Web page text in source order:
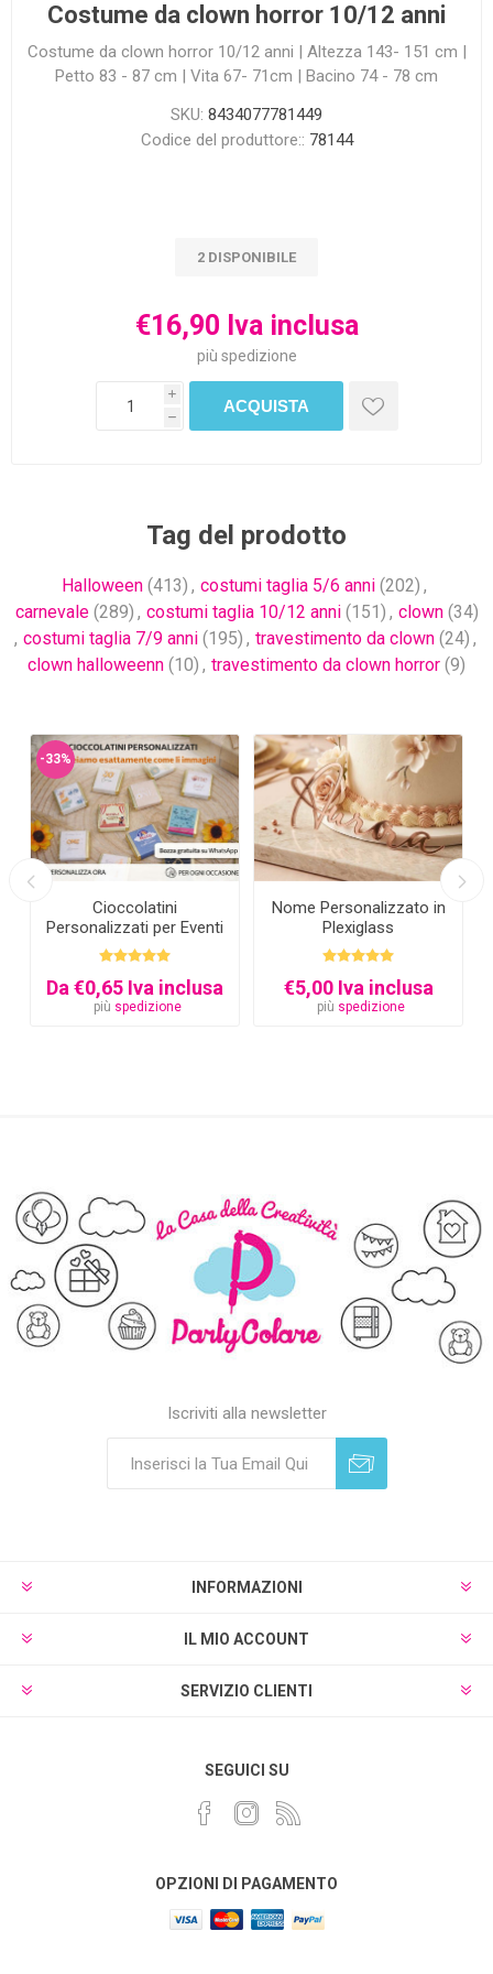
Costume da clown horror 10/12 anni
Costume da clown horror 10/12 anni | Altezza 143- 151 cm |
Petto 83 - 87 cm | Vita 67- 71cm | Bacino 74 - 78 cm
SKU: 8434077781449
Codice del produttore:: 78144
2 DISPONIBILE
€16,90 Iva inclusa
più spedizione
i
h
Tag del prodotto
Halloween (413) , costumi taglia 5/6 anni (202) ,
carnevale (289) , costumi taglia 10/12 anni (151) , clown (34)
, costumi taglia 7/9 anni (195) , travestimento da clown (24) ,
clown halloweenn (10) , travestimento da clown horror (9)
-33%
Cioccolatini
Personalizzati per Eventi
– con Nome, Data e
Grafica su Misura
Da €0,65 Iva inclusa
più spedizione
Nome Personalizzato in
Plexiglass
€5,00 Iva inclusa
più spedizione
Iscriviti alla newsletter
INFORMAZIONI
IL MIO ACCOUNT
SERVIZIO CLIENTI
SEGUICI SU
OPZIONI DI PAGAMENTO